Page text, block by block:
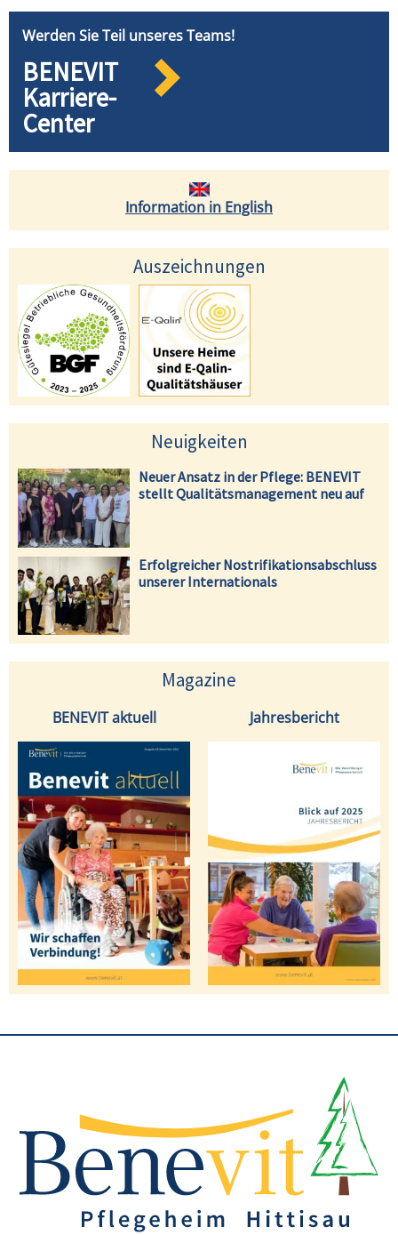
Werden Sie Teil unseres Teams!
BENEVIT
Karriere-
Center
Information in English
Auszeichnungen
Neuigkeiten
Neuer Ansatz in der Pflege: BENEVIT
stellt Qualitätsmanagement neu auf
Erfolgreicher Nostrifikationsabschluss
unserer Internationals
Magazine
BENEVIT aktuell Jahresbericht